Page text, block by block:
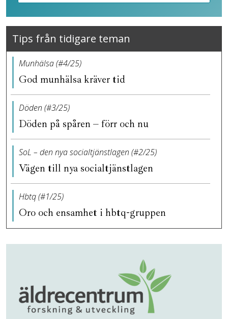
Tips från tidigare teman
Munhälsa (#4/25)
God munhälsa kräver tid
Döden (#3/25)
Döden på spåren – förr och nu
SoL – den nya socialtjänstlagen (#2/25)
Vägen till nya socialtjänstlagen
Hbtq (#1/25)
Oro och ensamhet i hbtq-gruppen